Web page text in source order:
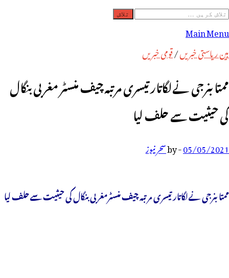
تلاش
کریں
برائے:
Main Menu
بین ریاستی خبریں/قومی خبریں
ممتابنرجی نےلگاتار تیسری مرتبہ چیف منسٹر مغربی بنگال
کی حیثیت سے حلف لیا
05/05/2021
-
byسحر نیوز
ممتابنرجی نےلگاتار تیسری مرتبہ چیف منسٹرمغربی بنگال کی حیثیت سےحلف لیا